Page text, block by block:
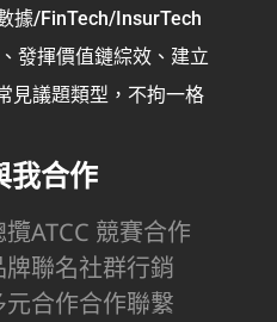
據/FinTech/InsurTech
發揮價值鏈綜效、建立
見議題類型，不拘一格
我合作
攬ATCC 競賽合作
牌聯名社群行銷
元合作合作聯繫